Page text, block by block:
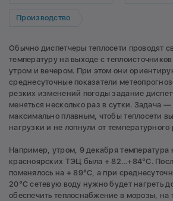
Производство
Обычно диспетчеры теплосети проводят
температуру на выходе с
утром и вечером. При этом они
среднесуточные показатели
резких изменений погоды задание
меняться несколько раз в сутки. Задача —
максимально плавным, чтобы теплосети
нагрузки и не лопнули от
Например, утром, 9 декабря температура
красноярских ТЭЦ была + 82…+84°C.
поменялось на + 89°C, а при
20°C сетевую воду нужно будет нагреть
обеспечить теплоснабжение в морозы, на